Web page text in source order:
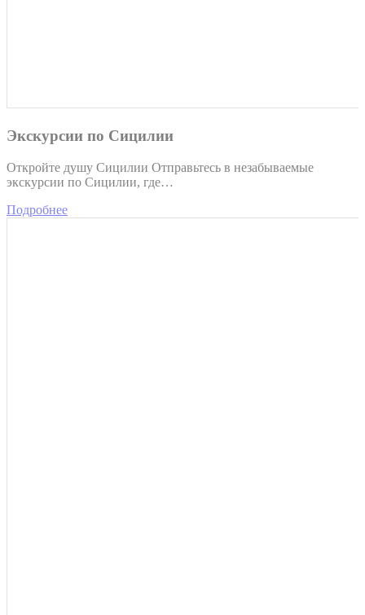
Экскурсии по Сицилии
Откройте душу Сицилии Отправьтесь в незабываемые
экскурсии по Сицилии, где…
Подробнее